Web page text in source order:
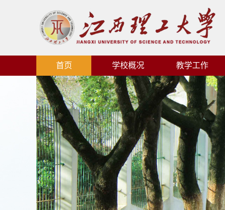
首页 学校概况 教学工作